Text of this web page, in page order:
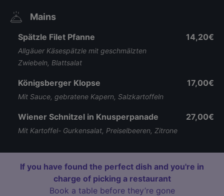
Mains
Spätzle Filet Pfanne
Allgäuer Käsespätzle mit geschmälzten
Zwiebeln, Blattsalat
14,20€
Königsberger Klopse
Mit Sauce, gebratene Kapern, Salzkartoffeln
17,00€
Wiener Schnitzel in Knusperpanade
Mit Kartoffel- Gurkensalat, Preiselbeeren, Zitrone
27,00€
If you have found the perfect dish and you're in
charge of picking a restaurant
Book a table before they’re gone